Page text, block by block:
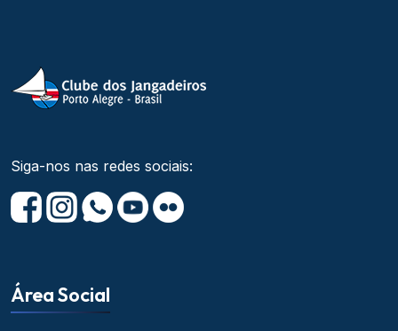
Siga-nos nas redes sociais:
Área Social